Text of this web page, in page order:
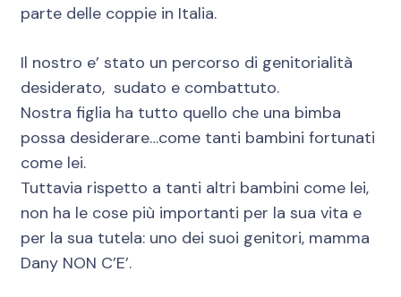
parte delle coppie in Italia.
Il nostro e’ stato un percorso di genitorialità
desiderato, sudato e combattuto.
Nostra figlia ha tutto quello che una bimba
possa desiderare…come tanti bambini fortunati
come lei.
Tuttavia rispetto a tanti altri bambini come lei,
non ha le cose più importanti per la sua vita e
per la sua tutela: uno dei suoi genitori, mamma
Dany NON C’E’.